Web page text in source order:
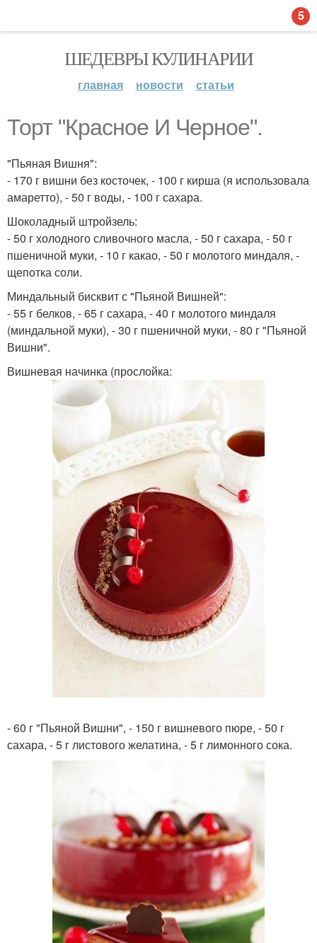
ШЕДЕВРЫ КУЛИНАРИИ
главная новости статьи
Торт "Красное И Черное".
"Пьяная Вишня":
- 170 г вишни без косточек, - 100 г кирша (я использовала
амаретто), - 50 г воды, - 100 г сахара.
Шоколадный штройзель:
- 50 г холодного сливочного масла, - 50 г сахара, - 50 г
пшеничной муки, - 10 г какао, - 50 г молотого миндаля, -
щепотка соли.
Миндальный бисквит с "Пьяной Вишней":
- 55 г белков, - 65 г сахара, - 40 г молотого миндаля
(миндальной муки), - 30 г пшеничной муки, - 80 г "Пьяной
Вишни".
Вишневая начинка (прослойка:
- 60 г "Пьяной Вишни", - 150 г вишневого пюре, - 50 г
сахара, - 5 г листового желатина, - 5 г лимонного сока.
5